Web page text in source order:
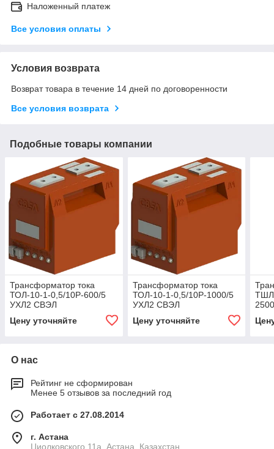
Наложенный платеж
Все условия оплаты
Условия возврата
Возврат товара в течение 14 дней по договоренности
Все условия возврата
Подобные товары компании
Трансформатор тока
ТОЛ-10-1-0,5/10Р-600/5
УХЛ2 СВЭЛ
Цену уточняйте
Трансформатор тока
ТОЛ-10-1-0,5/10Р-1000/5
УХЛ2 СВЭЛ
Цену уточняйте
О нас
Рейтинг не сформирован
Менее 5 отзывов за последний год
Работает с 27.08.2014
г. Астана
Циолковского 11а, Астана, Казахстан